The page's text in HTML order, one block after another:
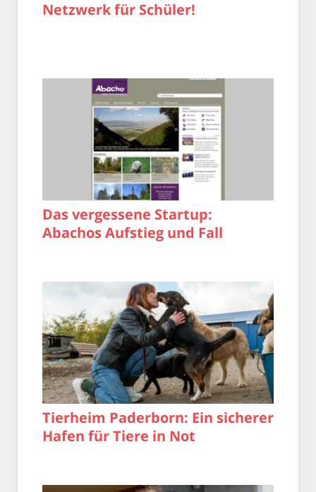
Netzwerk für Schüler!
Das vergessene Startup:
Abachos Aufstieg und Fall
Tierheim Paderborn: Ein sicherer
Hafen für Tiere in Not